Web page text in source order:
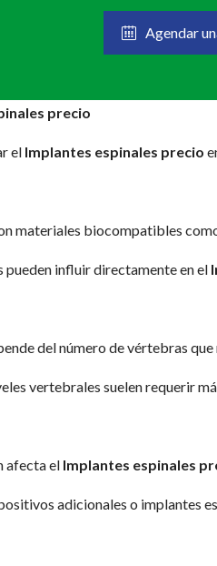
Agendar
precio
el Implantes espinales precio
materiales biocompatibles
influir directamente en el
del número de vértebras
vertebrales suelen requerir
afecta el Implantes espinales
adicionales o implantes